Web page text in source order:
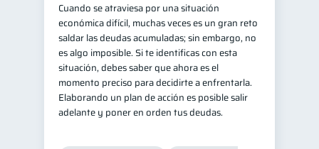
Cuando se atraviesa por una situación
económica difícil, muchas veces es un gran reto
saldar las deudas acumuladas; sin embargo, no
es algo imposible. Si te identificas con esta
situación, debes saber que ahora es el
momento preciso para decidirte a enfrentarla.
Elaborando un plan de acción es posible salir
adelante y poner en orden tus deudas.